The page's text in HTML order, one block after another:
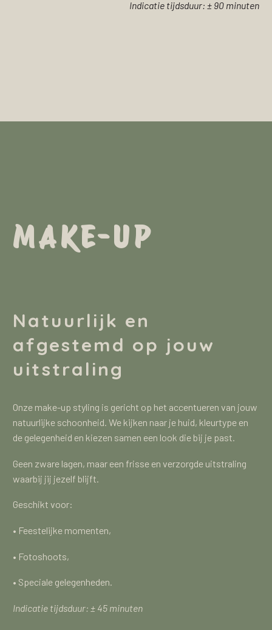
Indicatie tijdsduur: ± 90 minuten
MAKE-UP
Natuurlijk en
afgestemd op jouw
uitstraling
Onze make-up styling is gericht op het accentueren van jouw
natuurlijke schoonheid. We kijken naar je huid, kleurtype en
de gelegenheid en kiezen samen een look die bij je past.
Geen zware lagen, maar een frisse en verzorgde uitstraling
waarbij jij jezelf blijft.
Geschikt voor:
• Feestelijke momenten,
• Fotoshoots,
• Speciale gelegenheden.
Indicatie tijdsduur: ± 45 minuten